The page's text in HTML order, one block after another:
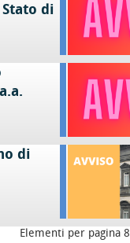
di
di
Elementi per pagina 8